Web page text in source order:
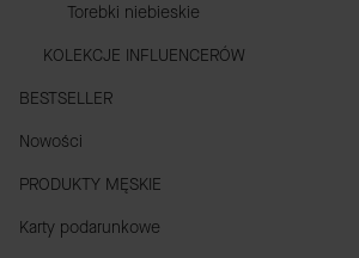
Torebki niebieskie
KOLEKCJE INFLUENCERÓW
BESTSELLER
Nowości
PRODUKTY MĘSKIE
Karty podarunkowe